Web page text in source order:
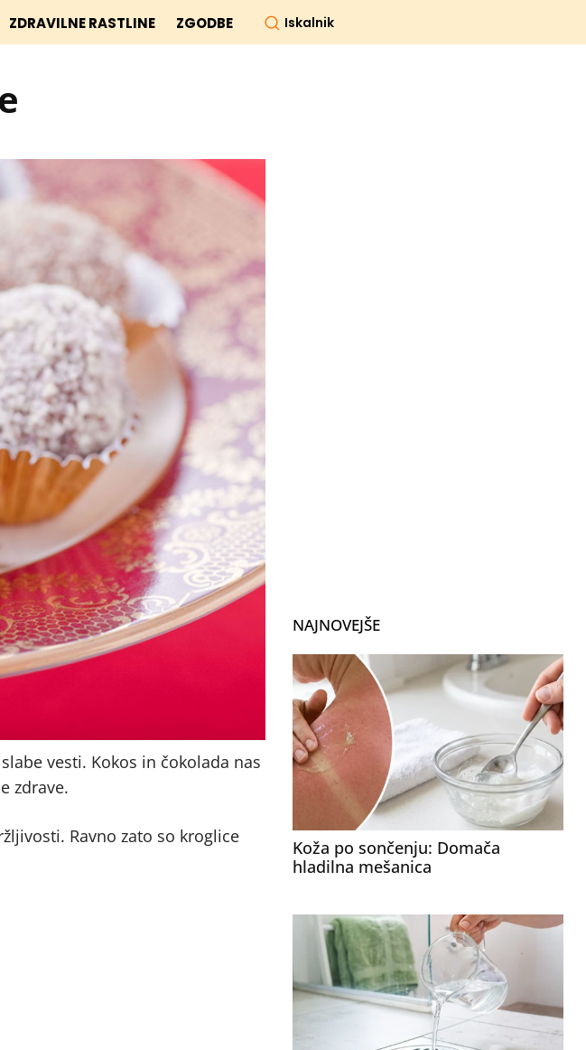
ZDRAVILNE RASTLINE ZGODBE Iskalnik
vesti. Kokos in čokolada nas
zdrave.
Ravno zato so kroglice
NAJNOVEJŠE
Koža po sončenju: Domača
hladilna mešanica